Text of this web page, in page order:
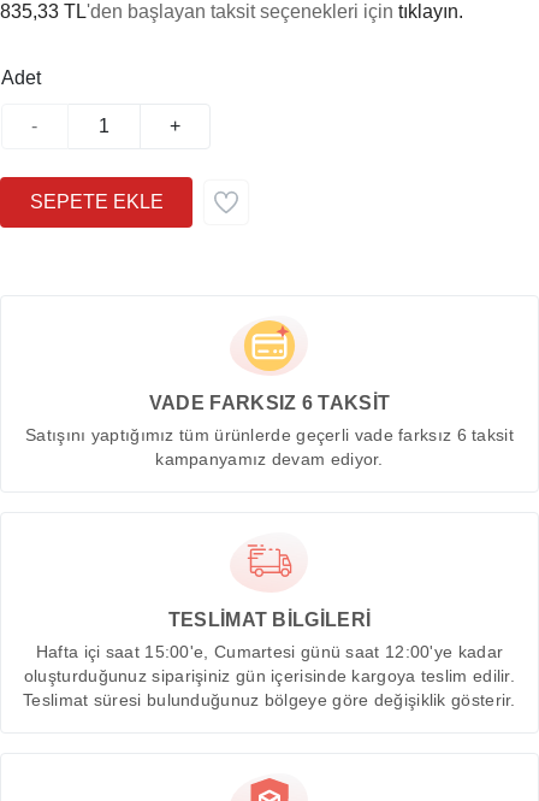
835,33 TL'den başlayan taksit seçenekleri için tıklayın.
Adet
- +
VADE FARKSIZ 6 TAKSİT
Satışını yaptığımız tüm ürünlerde geçerli vade farksız 6 taksit
kampanyamız devam ediyor.
TESLİMAT BİLGİLERİ
Hafta içi saat 15:00'e, Cumartesi günü saat 12:00'ye kadar
oluşturduğunuz siparişiniz gün içerisinde kargoya teslim edilir.
Teslimat süresi bulunduğunuz bölgeye göre değişiklik gösterir.